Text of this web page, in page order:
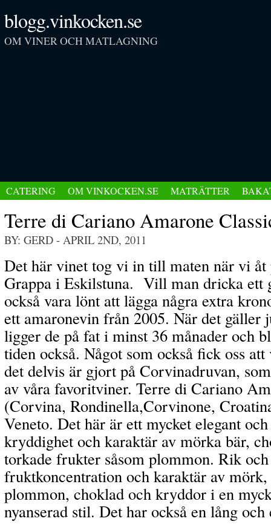
blogg.vinkocken.se
OM VINER OCH MATLAGNING
CATERING OM VINKOCKEN.SE MATRÄTTER
Terre di Cariano Amarone
BY: GERD - APRIL 2ND, 2011
Det här vinet tog vi in till maten när vi åt
Grappa i Eskilstuna. Vill man dricka ett
också vara lönt att lägga några extra
ett amaronevin från 2005. När det gäller
ligger de på fat i minst 36 månader och
tiden också. Något som också fick oss
det delvis är gjort på Corvinadruvan,
av våra favoritviner. Terre di Cariano
(Corvina, Rondinella,Corvinone,
Veneto. Det här är ett mycket elegant
kryddighet och karaktär av mörka bär,
torkade frukter såsom plommon. Rik
fruktkoncentration och karaktär av
plommon, choklad och kryddor i en
nyanserad stil. Det har också en lång